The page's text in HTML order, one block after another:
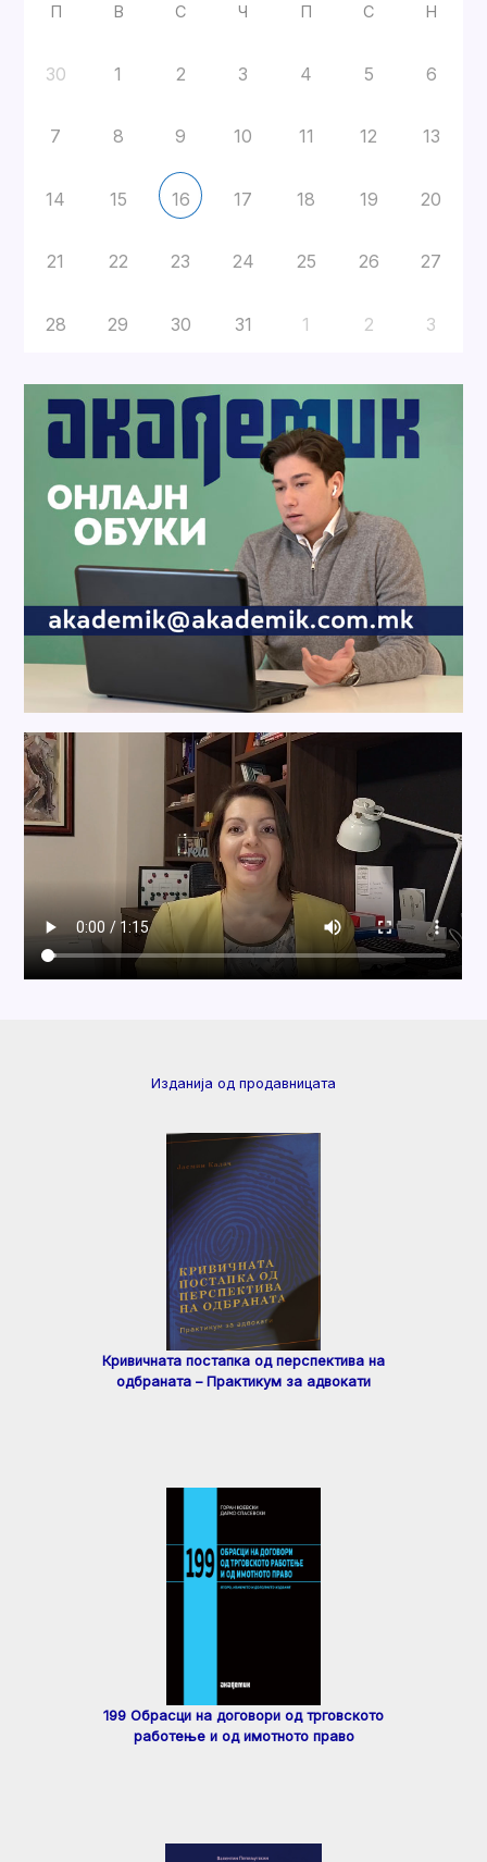
П В С Ч П С Н
30 1 2 3 4 5 6
7 8 9 10 11 12 13
14 15 16 17 18 19 20
21 22 23 24 25 26 27
28 29 30 31 1 2 3
Изданија од продавницата
Кривичната постапка од перспектива на
одбраната – Практикум за адвокати
199 Обрасци на договори од трговското
работење и од имотното право